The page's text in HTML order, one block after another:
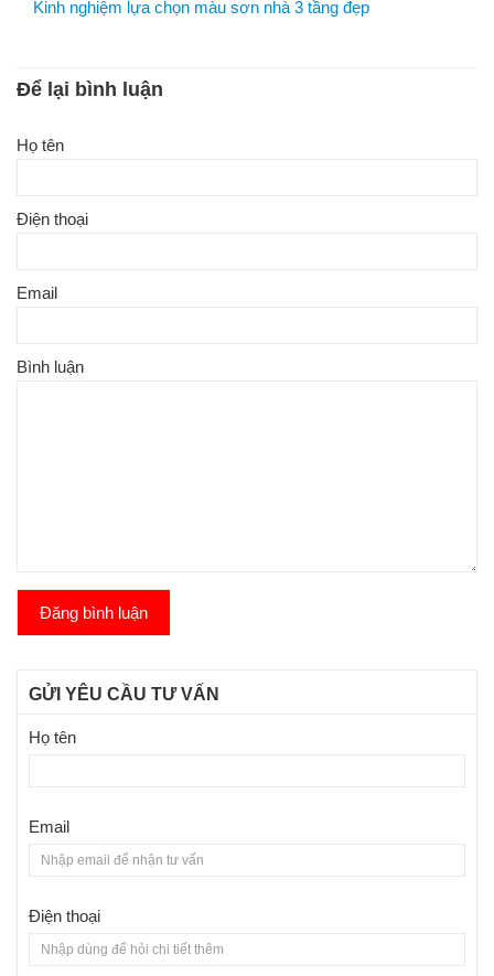
Kinh nghiệm lựa chọn màu sơn nhà 3 tầng đẹp
Để lại bình luận
Họ tên
Điện thoại
Email
Bình luận
Đăng bình luận
GỬI YÊU CẦU TƯ VẤN
Họ tên
Email
Điện thoại